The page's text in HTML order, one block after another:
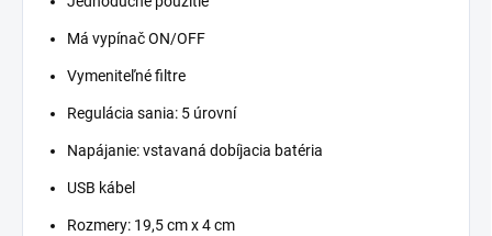
Má vypínač ON/OFF
Vymeniteľné filtre
Regulácia sania: 5 úrovní
Napájanie: vstavaná dobíjacia batéria
USB kábel
Rozmery: 19,5 cm x 4 cm